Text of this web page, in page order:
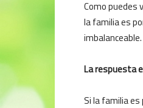
Como puedes
la familia es
imbalanceable.
La respuesta
Si la familia